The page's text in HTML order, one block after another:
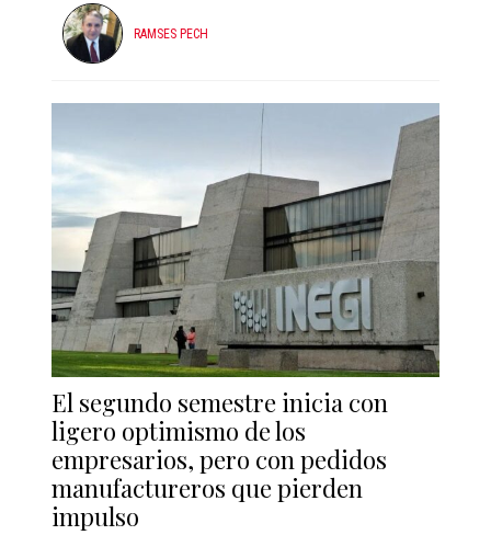
RAMSES PECH
El segundo semestre inicia con
ligero optimismo de los
empresarios, pero con pedidos
manufactureros que pierden
impulso